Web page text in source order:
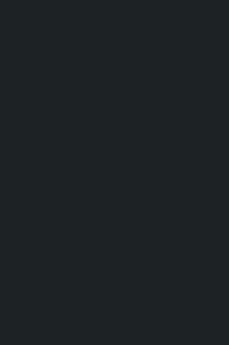
ब्रिटेन भेजने के बहाने धोखाधड़ी के
पीएम मोदी का वीडियो हटाए
शेयर बाजार बढ़कर 4.4 अरब रुपये